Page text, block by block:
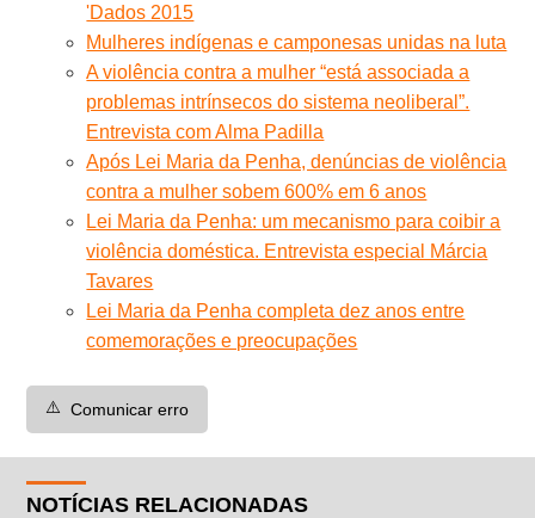
'Dados 2015
Mulheres indígenas e camponesas unidas na luta
A violência contra a mulher “está associada a
problemas intrínsecos do sistema neoliberal”.
Entrevista com Alma Padilla
Após Lei Maria da Penha, denúncias de violência
contra a mulher sobem 600% em 6 anos
Lei Maria da Penha: um mecanismo para coibir a
violência doméstica. Entrevista especial Márcia
Tavares
Lei Maria da Penha completa dez anos entre
comemorações e preocupações
⚠️ Comunicar erro
NOTÍCIAS RELACIONADAS